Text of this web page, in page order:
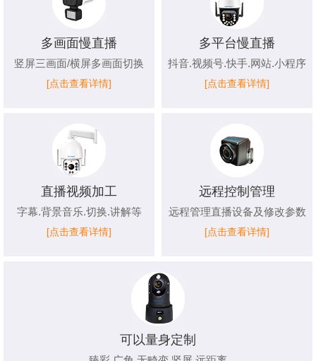
多画面慢直播
竖屏三画面/横屏多画面切换
[点击查看详情]
多平台慢直播
抖音.视频号.快手.网站.小程序
[点击查看详情]
直播视频加工
字幕.背景音乐.切换.讲解等
[点击查看详情]
远程控制管理
远程管理直播设备及修改参数
[点击查看详情]
可以量身定制